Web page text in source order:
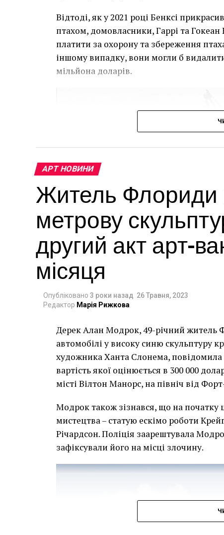
Відтоді, як у 2021 році Бенксі
птахом, домовласники, Гаррі та Гокеан
платити за охорону та збереження
іншому випадку, вони могли б
мільйона доларів.
Чоловік позує під макетом чайки, яка ось-
має ознаки вуличного художника Бенксі, на
серпня 2021 року. (Фото Джастіна Талліса /
В інтерв’ю “Таймс” пан Куттс сказав:
“Спочатку це
розвитком подій
напруженим. Я не
усвідомлює
для власників
Хулігани, які намагалися зафарбувати
АРТ НОВИНИ
Житель Флориди
метрову
другий акт арт-
місяця
Опубліковано 3 роки назад 26 Травня, 2023
Редактор Марія Рижкова
Дерек Алан Модрок, 49-річний житель
автомобілі у високу синю скульптуру
художника Ханта Слонема, повідомила
вартість якої оцінюється в 300 000
місті Вілтон Манорс, на північ від
Модрок також зізнався, що на
мистецтва – статую ескімо роботи
Річардсон. Поліція заарештувала
зафіксували його на місці злочину.